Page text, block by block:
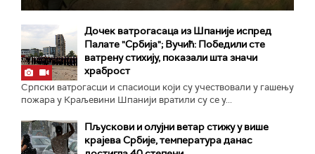
Дочек ватрогасаца из Шпаније испред
Палате "Србија"; Вучић: Победили сте
ватрену стихију, показали шта значи
храброст
Српски ватрогасци и спасиоци који су учествовали у гашењу
пожара у Краљевини Шпанији вратили су се у...
Пљускови и олујни ветар стижу у више
крајева Србије, температура данас